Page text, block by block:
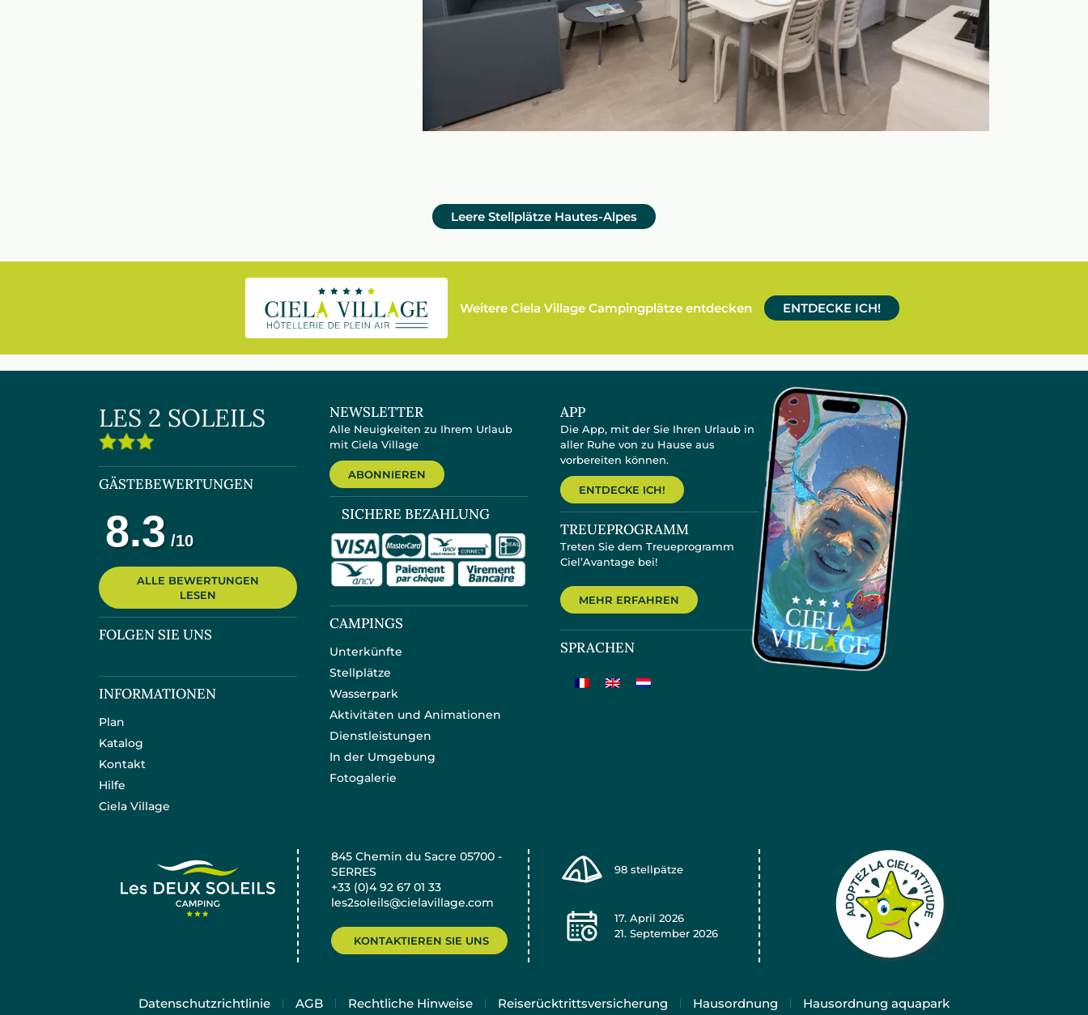
Leere Stellplätze Hautes-Alpes
Weitere Ciela Village Campingplätze entdecken ENTDECKE ICH!
LES 2 SOLEILS
GÄSTEBEWERTUNGEN
ALLE BEWERTUNGEN
LESEN
FOLGEN SIE UNS
INFORMATIONEN
Plan
Katalog
Kontakt
Hilfe
Ciela Village
NEWSLETTER
Alle Neuigkeiten zu Ihrem Urlaub
mit Ciela Village
ABONNIEREN
SICHERE BEZAHLUNG
CAMPINGS
Unterkünfte
Stellplätze
Wasserpark
Aktivitäten und Animationen
Dienstleistungen
In der Umgebung
Fotogalerie
APP
Die App, mit der Sie Ihren Urlaub in
aller Ruhe von zu Hause aus
vorbereiten können.
ENTDECKE ICH!
TREUEPROGRAMM
Treten Sie dem Treueprogramm
Ciel’Avantage bei!
MEHR ERFAHREN
SPRACHEN
845 Chemin du Sacre 05700 -
SERRES
+33 (0)4 92 67 01 33
les2soleils@cielavillage.com
KONTAKTIEREN SIE UNS
98 stellpätze
17. April 2026
21. September 2026
Datenschutzrichtlinie AGB Rechtliche Hinweise Reiserücktrittsversicherung Hausordnung Hausordnung aquapark